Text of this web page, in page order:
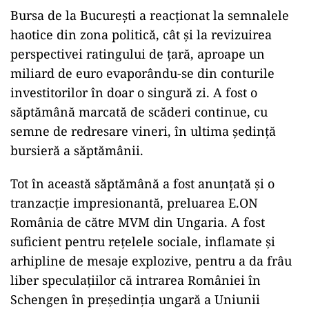
Bursa de la Bucureşti a reacţionat la semnalele
haotice din zona politică, cât şi la revizuirea
perspectivei ratingului de ţară, aproape un
miliard de euro evaporându-se din conturile
investitorilor în doar o singură zi. A fost o
săptămână marcată de scăderi continue, cu
semne de redresare vineri, în ultima şedinţă
bursieră a săptămânii.
Tot în această săptămână a fost anunţată şi o
tranzacţie impresionantă, preluarea E.ON
România de către MVM din Ungaria. A fost
suficient pentru reţelele sociale, inflamate şi
arhipline de mesaje explozive, pentru a da frâu
liber speculaţiilor că intrarea României în
Schengen în preşedinţia ungară a Uniunii